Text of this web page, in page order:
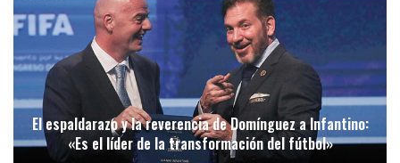
El espaldarazo y la reverencia de Domínguez a Infantino:
«Es el líder de la transformación del fútbol»